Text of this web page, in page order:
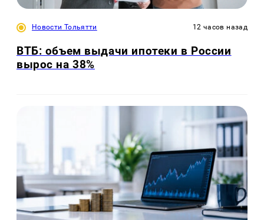
Новости Тольятти 12 часов назад
ВТБ: объем выдачи ипотеки в России
вырос на 38%